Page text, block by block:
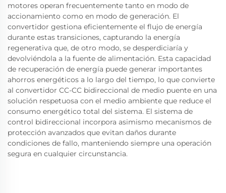
motores operan frecuentemente tanto en modo de
accionamiento como en modo de generación. El
convertidor gestiona eficientemente el flujo de energía
durante estas transiciones, capturando la energía
regenerativa que, de otro modo, se desperdiciaría y
devolviéndola a la fuente de alimentación. Esta capacidad
de recuperación de energía puede generar importantes
ahorros energéticos a lo largo del tiempo, lo que convierte
al convertidor CC-CC bidireccional de medio puente en una
solución respetuosa con el medio ambiente que reduce el
consumo energético total del sistema. El sistema de
control bidireccional incorpora asimismo mecanismos de
protección avanzados que evitan daños durante
condiciones de fallo, manteniendo siempre una operación
segura en cualquier circunstancia.